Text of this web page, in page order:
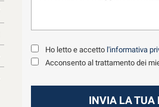
Ho letto e accetto l'informativa
Acconsento al trattamento dei
INVIA LA TUA